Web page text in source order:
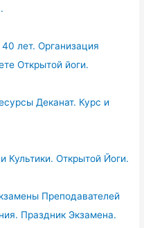
лет. Организация
Открытой йоги.
Деканат. Курс и
Открытой Йоги.
Преподавателей
Праздник Экзамена.